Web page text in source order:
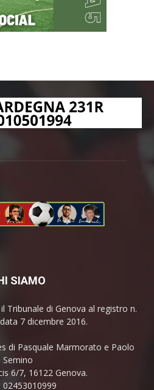
SIAMO
Tribunale di Genova al registro n.
7 dicembre 2016.
di Pasquale Marmorato e Paolo
Semino
6/7, 16122 Genova.
02453010999